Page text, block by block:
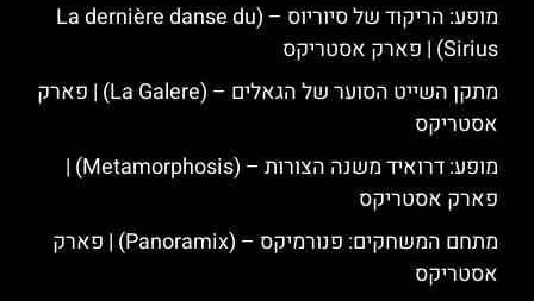
מופע: הריקוד של סיוריוס – (La dernière danse du
Sirius) | פארק אסטריקס
מתקן השייט הסוער של הגאלים – (La Galere) | פארק
אסטריקס
מופע: דרואיד משנה הצורות – (Metamorphosis) |
פארק אסטריקס
מתחם המשחקים: פנורמיקס – (Panoramix) | פארק
אסטריקס